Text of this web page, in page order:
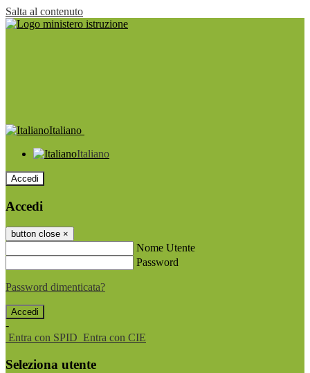
Salta al contenuto
Italiano
Italiano
Accedi
Accedi
button close ×
Nome Utente
Password
Password dimenticata?
-
Entra con SPID Entra con CIE
Seleziona utente